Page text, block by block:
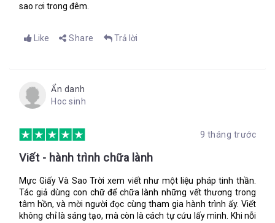
Tớ sẽ băng qua cánh rừng để tìm ra kẻ đã giết chết Cata. Khi
tớ quay về chúng ta có thể tiếp tục làm bạn thân nhé.
XXXXXX
P.S: Kiểm tra lại bên dưới bình lọ. Tớ gửi cậu giữ nó hộ tớ.
Tôi mở cửa và nhấc lọ hoa lên, hai tay tôi run rẩy khi đẩy dây
chuyền dày cộm ra. Mặt dây chuyền khóa của Lupe.
sao rơi trong đêm.
Like Share Trả lời
Ẩn danh
Hoc sinh
9 tháng trước
Viết - hành trình chữa lành
Mực Giấy Và Sao Trời xem viết như một liệu pháp tinh thần.
Tác giả dùng con chữ để chữa lành những vết thương trong
tâm hồn, và mời người đọc cùng tham gia hành trình ấy. Viết
không chỉ là sáng tạo, mà còn là cách tự cứu lấy mình. Khi nỗi